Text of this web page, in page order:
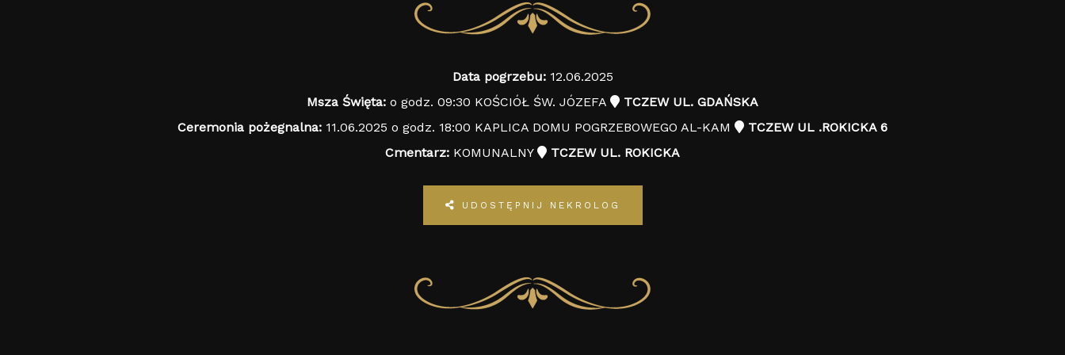
Data pogrzebu:12.06.2025
Msza Święta: o godz. 09:30 KOŚCIÓŁ ŚW. JÓZEFA
TCZEW UL. GDAŃSKA
Ceremonia pożegnalna: 11.06.2025 o godz. 18:00 KAPLICA DOMU POGRZEBOWEGO AL-KAM
TCZEW UL .ROKICKA 6
Cmentarz: KOMUNALNY TCZEW UL. ROKICKA
UDOSTĘPNIJ NEKROLOG